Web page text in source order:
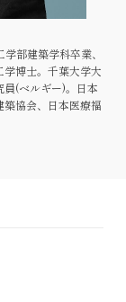
部建築学科卒業、
博士。千葉大学大
(ベルギー)。日本
協会、日本医療福